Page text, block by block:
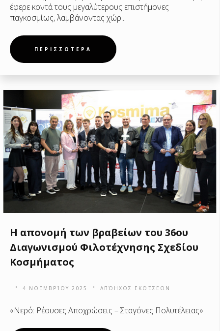
έφερε κοντά τους μεγαλύτερους επιστήμονες
παγκοσμίως, λαμβάνοντας χώρ...
ΠΕΡΙΣΣΟΤΕΡΑ
Η απονομή των βραβείων του 36ου
Διαγωνισμού Φιλοτέχνησης Σχεδίου
Κοσμήματος
4 ΝΟΕΜΒΡΊΟΥ 2025 ΑΠΌΗΧΟΣ ΕΚΘΈΣΕΩΝ
«Νερό: Ρέουσες Αποχρώσεις – Σταγόνες Πολυτέλειας»